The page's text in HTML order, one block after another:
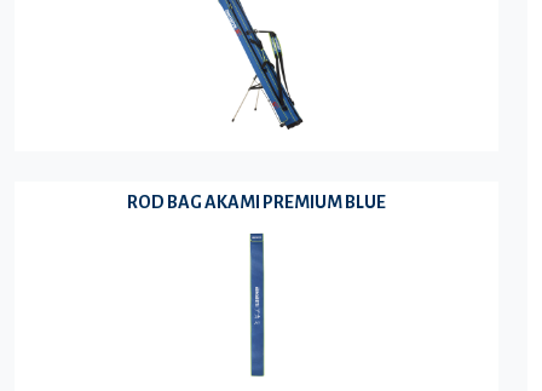
ROD BAG AKAMI PREMIUM BLUE